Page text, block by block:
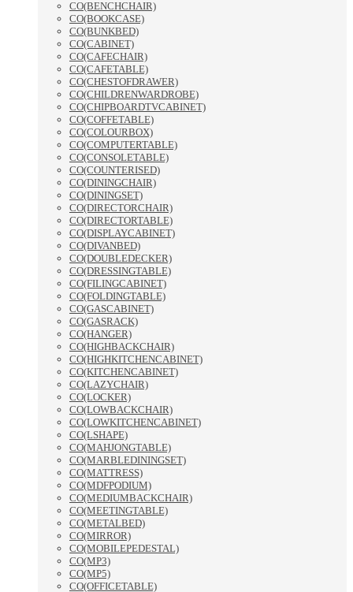
CO(BENCHCHAIR)
CO(BOOKCASE)
CO(BUNKBED)
CO(CABINET)
CO(CAFECHAIR)
CO(CAFETABLE)
CO(CHESTOFDRAWER)
CO(CHILDRENWARDROBE)
CO(CHIPBOARDTVCABINET)
CO(COFFETABLE)
CO(COLOURBOX)
CO(COMPUTERTABLE)
CO(CONSOLETABLE)
CO(COUNTERISED)
CO(DININGCHAIR)
CO(DININGSET)
CO(DIRECTORCHAIR)
CO(DIRECTORTABLE)
CO(DISPLAYCABINET)
CO(DIVANBED)
CO(DOUBLEDECKER)
CO(DRESSINGTABLE)
CO(FILINGCABINET)
CO(FOLDINGTABLE)
CO(GASCABINET)
CO(GASRACK)
CO(HANGER)
CO(HIGHBACKCHAIR)
CO(HIGHKITCHENCABINET)
CO(KITCHENCABINET)
CO(LAZYCHAIR)
CO(LOCKER)
CO(LOWBACKCHAIR)
CO(LOWKITCHENCABINET)
CO(LSHAPE)
CO(MAHJONGTABLE)
CO(MARBLEDININGSET)
CO(MATTRESS)
CO(MDFPODIUM)
CO(MEDIUMBACKCHAIR)
CO(MEETINGTABLE)
CO(METALBED)
CO(MIRROR)
CO(MOBILEPEDESTAL)
CO(MP3)
CO(MP5)
CO(OFFICETABLE)